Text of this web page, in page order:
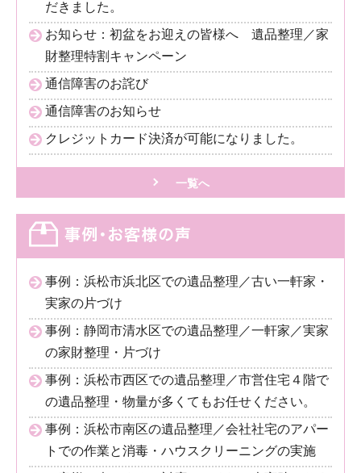
だきました。
お知らせ：初盆をお迎えの皆様へ 遺品整理／家
財整理特割キャンペーン
通信障害のお詫び
通信障害のお知らせ
クレジットカード決済が可能になりました。
一覧へ
事例：浜松市浜北区での遺品整理／古い一軒家・
実家の片づけ
事例：静岡市清水区での遺品整理／一軒家／実家
の家財整理・片づけ
事例：浜松市西区での遺品整理／市営住宅４階で
の遺品整理・物量が多くてもお任せください。
事例：浜松市南区の遺品整理／会社社宅のアパー
トでの作業と消毒・ハウスクリーニングの実施